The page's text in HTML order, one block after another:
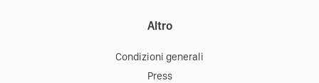
Altro
Condizioni generali
Press